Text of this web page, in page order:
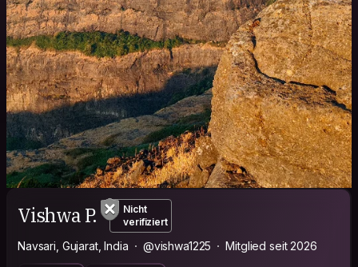
Vishwa P.
Nicht
verifiziert
Navsari, Gujarat, India @vishwa1225 Mitglied seit 2026